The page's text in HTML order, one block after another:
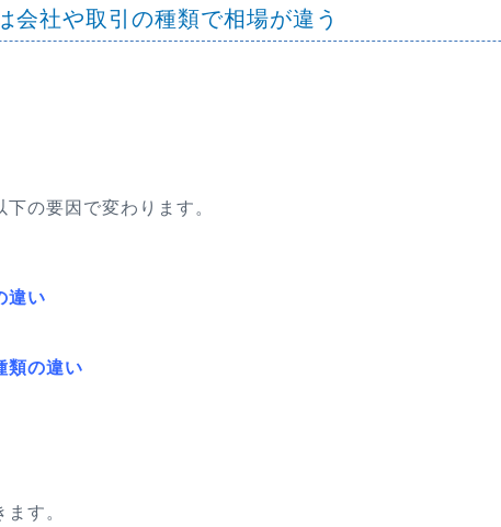
会社や取引の種類で相場が違う
の要因で変わります。
違い
類の違い
す。